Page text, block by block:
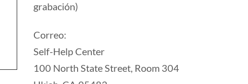
grabación)
Correo:
Self-Help Center
100 North State Street, Room 304